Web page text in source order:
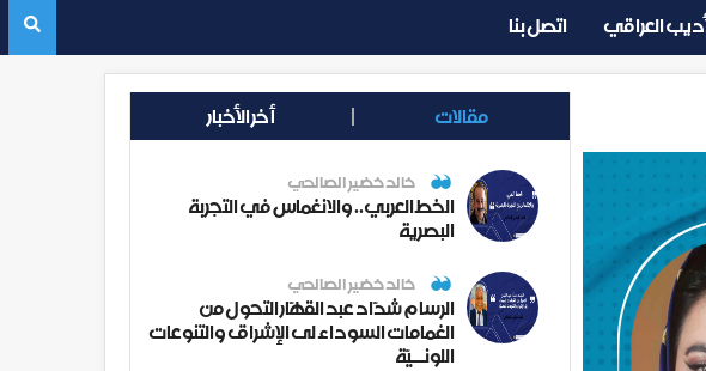
العراقي اتصل بنا
مقالات أخر الأخبار
خالد خضير الصالحي
الخط العربي.. والانغماس في التجربة
البصرية
خالد خضير الصالحي
الرسام شدّاد عبد القهّار التحول من
الغمامات السوداء لى الإشراق والتنوعات
اللونــيّة